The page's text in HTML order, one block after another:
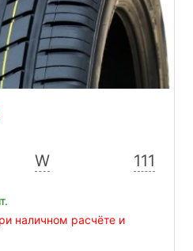
W 111
наличном расчёте и